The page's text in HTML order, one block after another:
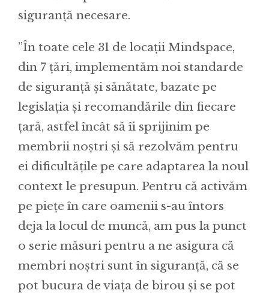
siguranță necesare.
”În toate cele 31 de locații Mindspace,
din 7 țări, implementăm noi standarde
de siguranță și sănătate, bazate pe
legislația și recomandările din fiecare
țară, astfel încât să îi sprijinim pe
membrii noștri și să rezolvăm pentru
ei dificultățile pe care adaptarea la noul
context le presupun. Pentru că activăm
pe piețe în care oamenii s-au întors
deja la locul de muncă, am pus la punct
o serie măsuri pentru a ne asigura că
membri noștri sunt în siguranță, că se
pot bucura de viața de birou și se pot